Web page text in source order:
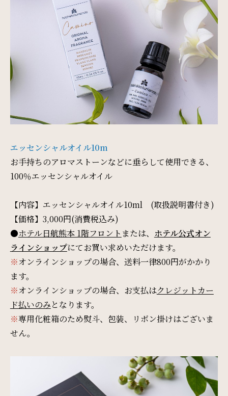
フォトギャラリー
One Harmony
会員プログラム「One Harmony」
FAQ
よくある質問
SDGs
SDGsへの取り組み
Recruit
採用情報
Contact
お問い合わせ
オンラインショップ
エッセンシャルオイル10m
お手持ちのアロマストーンなどに垂らして使用できる、
100％エッセンシャルオイル
【内容】エッセンシャルオイル10ml (取扱説明書付き)
【価格】3,000円(消費税込み)
●ホテル日航熊本 1階フロント または、 ホテル公式オン
ラインショップにてお買い求めいただけます。
※オンラインショップの場合、送料一律800円がかかり
ます。
※オンラインショップの場合、お支払はクレジットカー
ド払いのみとなります。
※専用化粧箱のため熨斗、包装、リボン掛けはございま
せん。